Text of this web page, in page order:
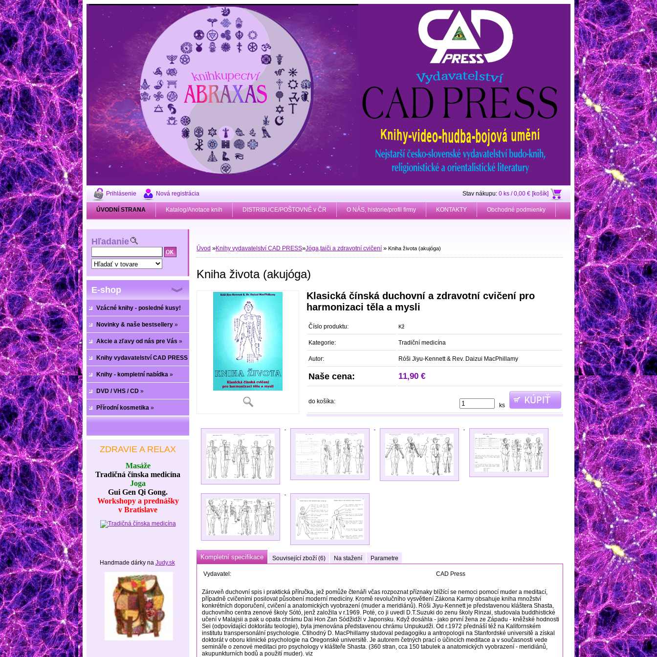
Prihlásenie Nová registrácia Stav nákupu: 0 ks / 0,00 € [košík]
ÚVODNÍ STRANA Katalog/Anotace knih DISTRIBUCE/POŠTOVNÉ v ČR O NÁS, historie/profil firmy KONTAKTY Obchodné podmienky
Hľadanie
E-shop
Vzácné knihy - posledné kusy!
Novinky & naše bestsellery »
Akcie a zľavy od nás pre Vás »
Knihy vydavatelství CAD PRESS
» Knihy - kompletní nabídka »
DVD / VHS / CD »
Přírodní kosmetika »
ZDRAVIE A RELAX
Masáže
Tradičná čínska medicína
Joga
Gui Gen Qi Gong.
Workshopy a prednášky
v Bratislave
Handmade dárky na Judy.sk
Úvod »Knihy vydavatelství CAD PRESS»Jóga,taiči a zdravotní cvičení » Kniha života (akujóga)
Kniha života (akujóga)
Klasická čínská duchovní a zdravotní cvičení pro
harmonizaci těla a mysli
Číslo produktu: Kž
Kategorie: Tradiční medicína
Autor: Róši Jiyu-Kennett & Rev. Daizui MacPhillamy
Naše cena: 11,90 €
do košíka:
ks
Kompletní specifikace Související zboží (6) Na stažení Parametre
Vydavatel: CAD Press
Zároveň duchovní spis i praktická příručka, jež pomůže čtenáři včas rozpoznat příznaky blížící se nemoci pomocí muder a meditací,
případně cvičeními posilovat působení moderní medicíny. Kromě revolučního vysvětlení Zákona Karmy obsahuje kniha množství
konkrétních doporučení, cvičení a anatomických vyobrazení (muder a meridiánů). Róši Jiyu-Kennett je představenou kláštera Shasta,
duchovního centra zenové školy Sótó, jenž založila v r.1969. Poté, co ji uvedl D.T.Suzuki do zenu školy Rinzai, studovala buddhistické
učení v Malajsii a pak u opata chrámu Dai Hon Zan Sódžidži v Japonsku. Když dosáhla - jako první žena ze Západu - kněžské hodnosti
Sei (odpovídající doktorátu teologie), byla jmenována představenou chrámu Unpukudži. Od r.1972 přednáší též na Kalifornském
institutu transpersonální psychologie. Ctihodný D. MacPhillamy studoval pedagogiku a antropologii na Stanfordské universitě a získal
doktorát v oboru klinické psychologie na Oregonské universitě. Je autorem četných prací o účincích meditace a v současnosti vede
semináře o zenové meditaci pro psychology v klášteře Shasta. (360 stran, cca 150 tabulek a anatomických vyobrazení - meridiánů,
akupunkturních bodů a použití muder). viz